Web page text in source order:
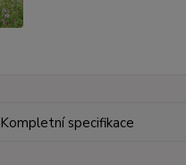
Kompletní specifikace